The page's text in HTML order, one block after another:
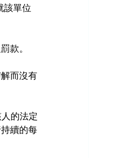
該單位
款。
而沒有
的法定
續的每